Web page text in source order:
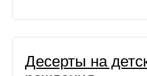
Десерты на